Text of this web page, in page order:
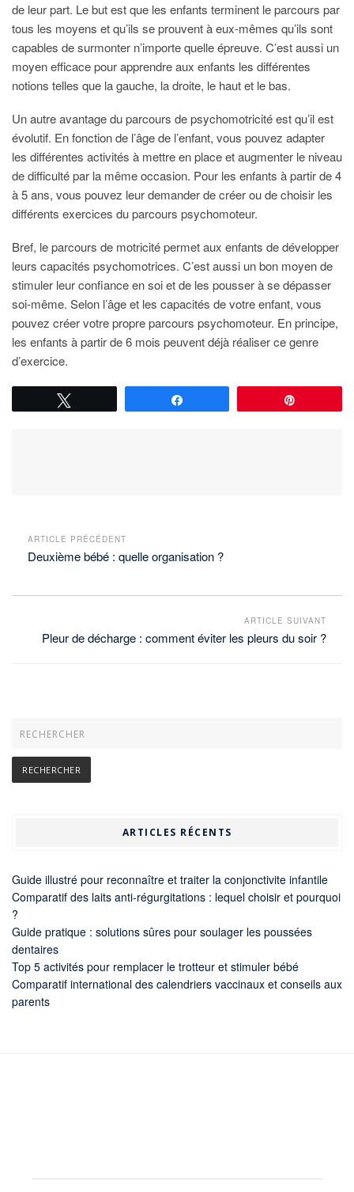
de leur part. Le but est que les enfants terminent le parcours par
tous les moyens et qu’ils se prouvent à eux-mêmes qu’ils sont
capables de surmonter n’importe quelle épreuve. C’est aussi un
moyen efficace pour apprendre aux enfants les différentes
notions telles que la gauche, la droite, le haut et le bas.
Un autre avantage du parcours de psychomotricité est qu’il est
évolutif. En fonction de l’âge de l’enfant, vous pouvez adapter
les différentes activités à mettre en place et augmenter le niveau
de difficulté par la même occasion. Pour les enfants à partir de 4
à 5 ans, vous pouvez leur demander de créer ou de choisir les
différents exercices du parcours psychomoteur.
Bref, le parcours de motricité permet aux enfants de développer
leurs capacités psychomotrices. C’est aussi un bon moyen de
stimuler leur confiance en soi et de les pousser à se dépasser
soi-même. Selon l’âge et les capacités de votre enfant, vous
pouvez créer votre propre parcours psychomoteur. En principe,
les enfants à partir de 6 mois peuvent déjà réaliser ce genre
d’exercice.
ARTICLE PRÉCÉDENT
Deuxième bébé : quelle organisation ?
ARTICLE SUIVANT
Pleur de décharge : comment éviter les pleurs du soir ?
ARTICLES RÉCENTS
Guide illustré pour reconnaître et traiter la conjonctivite infantile
Comparatif des laits anti-régurgitations : lequel choisir et pourquoi
?
Guide pratique : solutions sûres pour soulager les poussées
dentaires
Top 5 activités pour remplacer le trotteur et stimuler bébé
Comparatif international des calendriers vaccinaux et conseils aux
parents